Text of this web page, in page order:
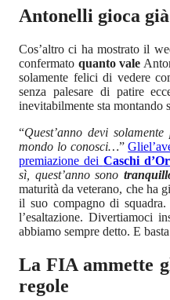
Antonelli gioca
Cos’altro ci ha mostrato il
confermato quanto vale
solamente felici di vedere
senza palesare di patire
inevitabilmente sta montando
“Quest’anno devi solamente
mondo lo conosci…”
premiazione dei Caschi
sì, quest’anno sono
maturità da veterano, che ha
il suo compagno di
l’esaltazione. Divertiamoci
abbiamo sempre detto. E
La FIA ammette
regole